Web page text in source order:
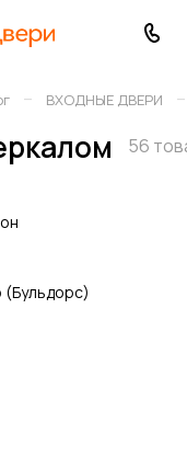
– ВХОДНЫЕ ДВЕРИ –
56